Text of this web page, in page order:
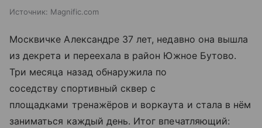
Источник: Magnific.com
Москвичке Александре 37 лет, недавно она вышла
из декрета и переехала в район Южное Бутово.
Три месяца назад обнаружила по
соседству спортивный сквер с
площадками тренажёров и воркаута и стала в нём
заниматься каждый день. Итог впечатляющий: